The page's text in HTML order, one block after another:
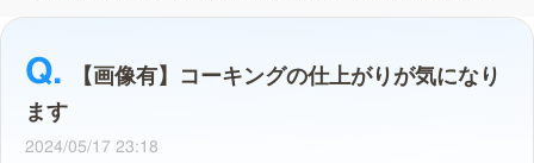
【画像有】コーキングの仕上がりが気になり
ます
2024/05/17 23:18